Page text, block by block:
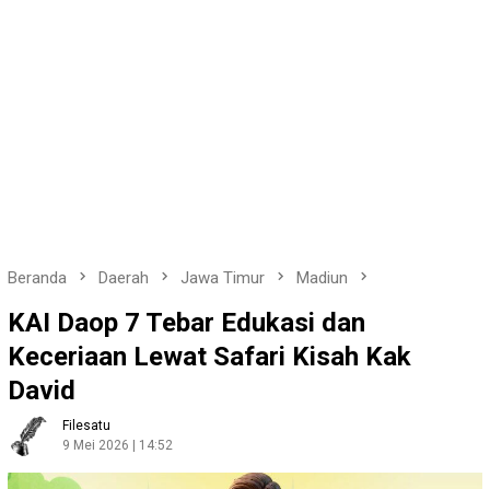
Beranda Daerah Jawa Timur Madiun
KAI Daop 7 Tebar Edukasi dan
Keceriaan Lewat Safari Kisah Kak
David
Filesatu
9 Mei 2026 | 14:52